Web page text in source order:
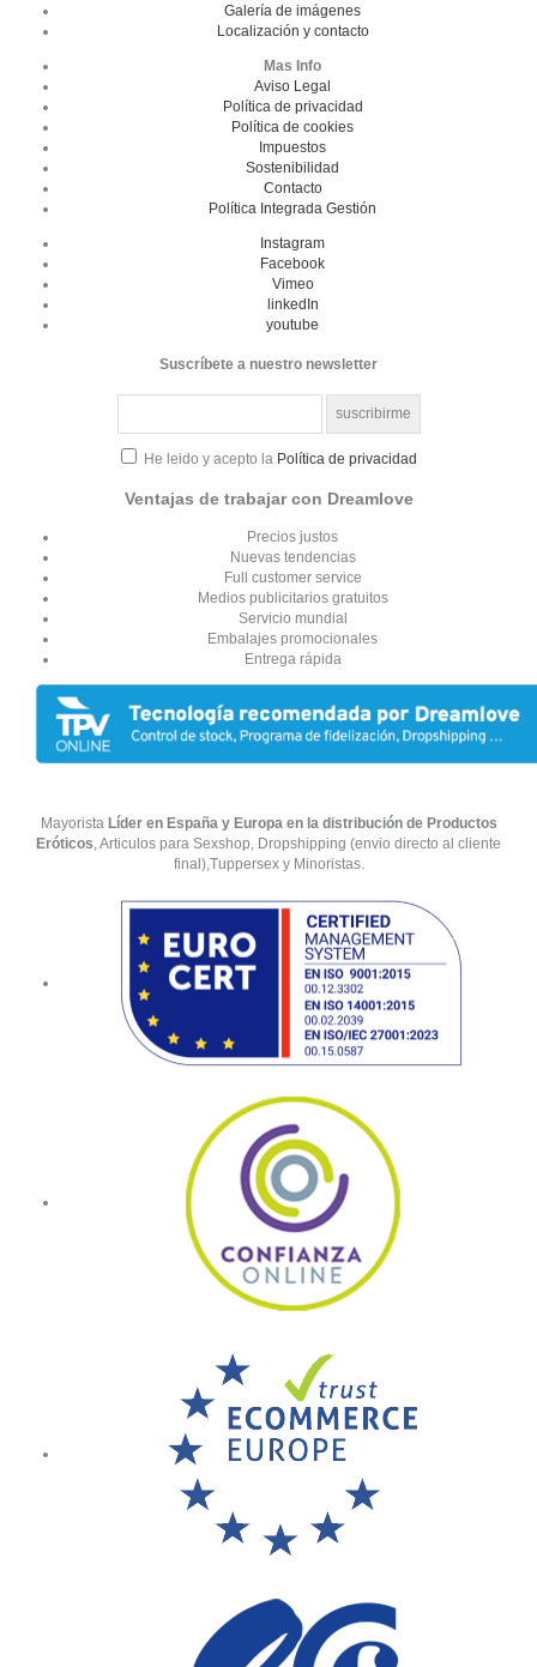
Galería de imágenes
Localización y contacto
Mas Info
Aviso Legal
Política de privacidad
Política de cookies
Impuestos
Sostenibilidad
Contacto
Política Integrada Gestión
Instagram
Facebook
Vimeo
linkedIn
youtube
Suscríbete a nuestro newsletter
He leido y acepto la Política de privacidad
Ventajas de trabajar con Dreamlove
Precios justos
Nuevas tendencias
Full customer service
Medios publicitarios gratuitos
Servicio mundial
Embalajes promocionales
Entrega rápida
Mayorista Líder en España y Europa en la distribución de Productos
Eróticos , Articulos para Sexshop, Dropshipping (envio directo al cliente
final),Tuppersex y Minoristas.